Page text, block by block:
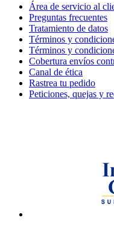
Área de servicio al
Preguntas frecuentes
Tratamiento de datos
Términos y
Términos y
Cobertura envíos
Canal de ética
Rastrea tu pedido
Peticiones, quejas y